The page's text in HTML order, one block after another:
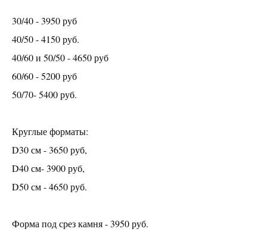
ВСЕ ОСТАЛЬНЫЕ мастер-классы
Абонементы
Предметы интерьера на ЗАКАЗ
аренда
КОНТАКТЫ
30/40 - 3950 руб
40/50 - 4150 руб.
40/60 и 50/50 - 4650 руб
60/60 - 5200 руб
50/70- 5400 руб.
Круглые форматы:
D30 см - 3650 руб,
D40 см- 3900 руб,
D50 см - 4650 руб.
Форма под срез камня - 3950 руб.